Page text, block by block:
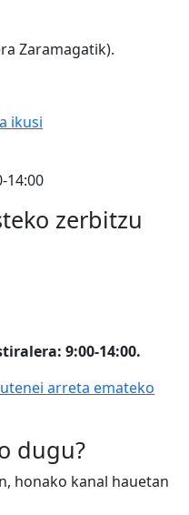
Zaramagatik).
ikusi
14:00
zerbitzu
9:00-14:00.
arreta emateko
dugu?
honako kanal hauetan